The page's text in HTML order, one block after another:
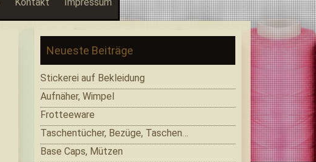
Neueste Beiträge
Stickerei auf Bekleidung
Aufnäher, Wimpel
Frotteeware
Taschentücher, Bezüge, Taschen…
Base Caps, Mützen